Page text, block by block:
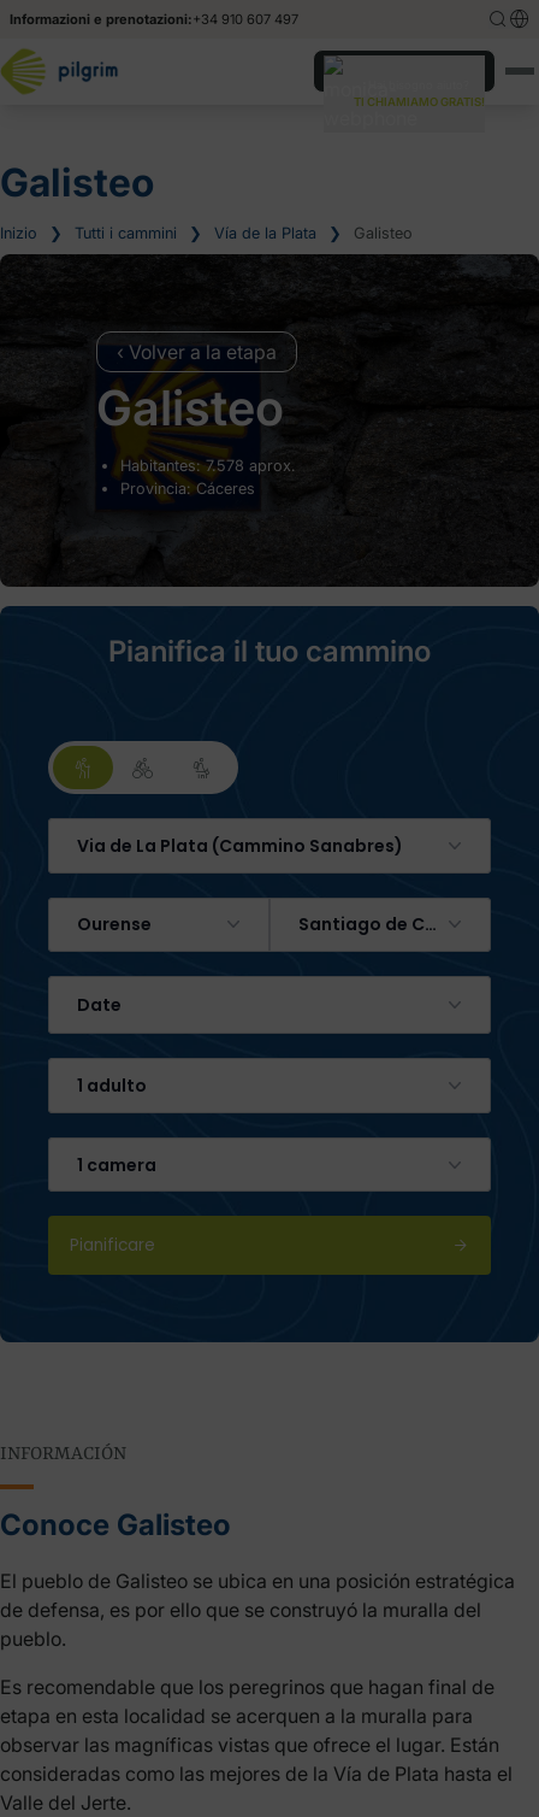
Informazioni e prenotazioni:+34 910 607 497
Español
Español
TI CHIAMIAMO GRATIS!
Galisteo
Inizio ❯ Tutti i cammini ❯ Vía de la Plata ❯ Galisteo
‹ Volver a la etapa
Galisteo
Habitantes: 7.578 aprox.
Provincia: Cáceres
Pianifica il tuo cammino
Via de La Plata (Cammino Sanabres)
Ourense Santiago de Compostela
Date
1 adulto
1 camera
Pianificare
INFORMACIÓN
Conoce Galisteo
El pueblo de Galisteo se ubica en una posición estratégica
de defensa, es por ello que se construyó la muralla del
pueblo.
Es recomendable que los peregrinos que hagan final de
etapa en esta localidad se acerquen a la muralla para
observar las magníficas vistas que ofrece el lugar. Están
consideradas como las mejores de la Vía de Plata hasta el
Valle del Jerte.